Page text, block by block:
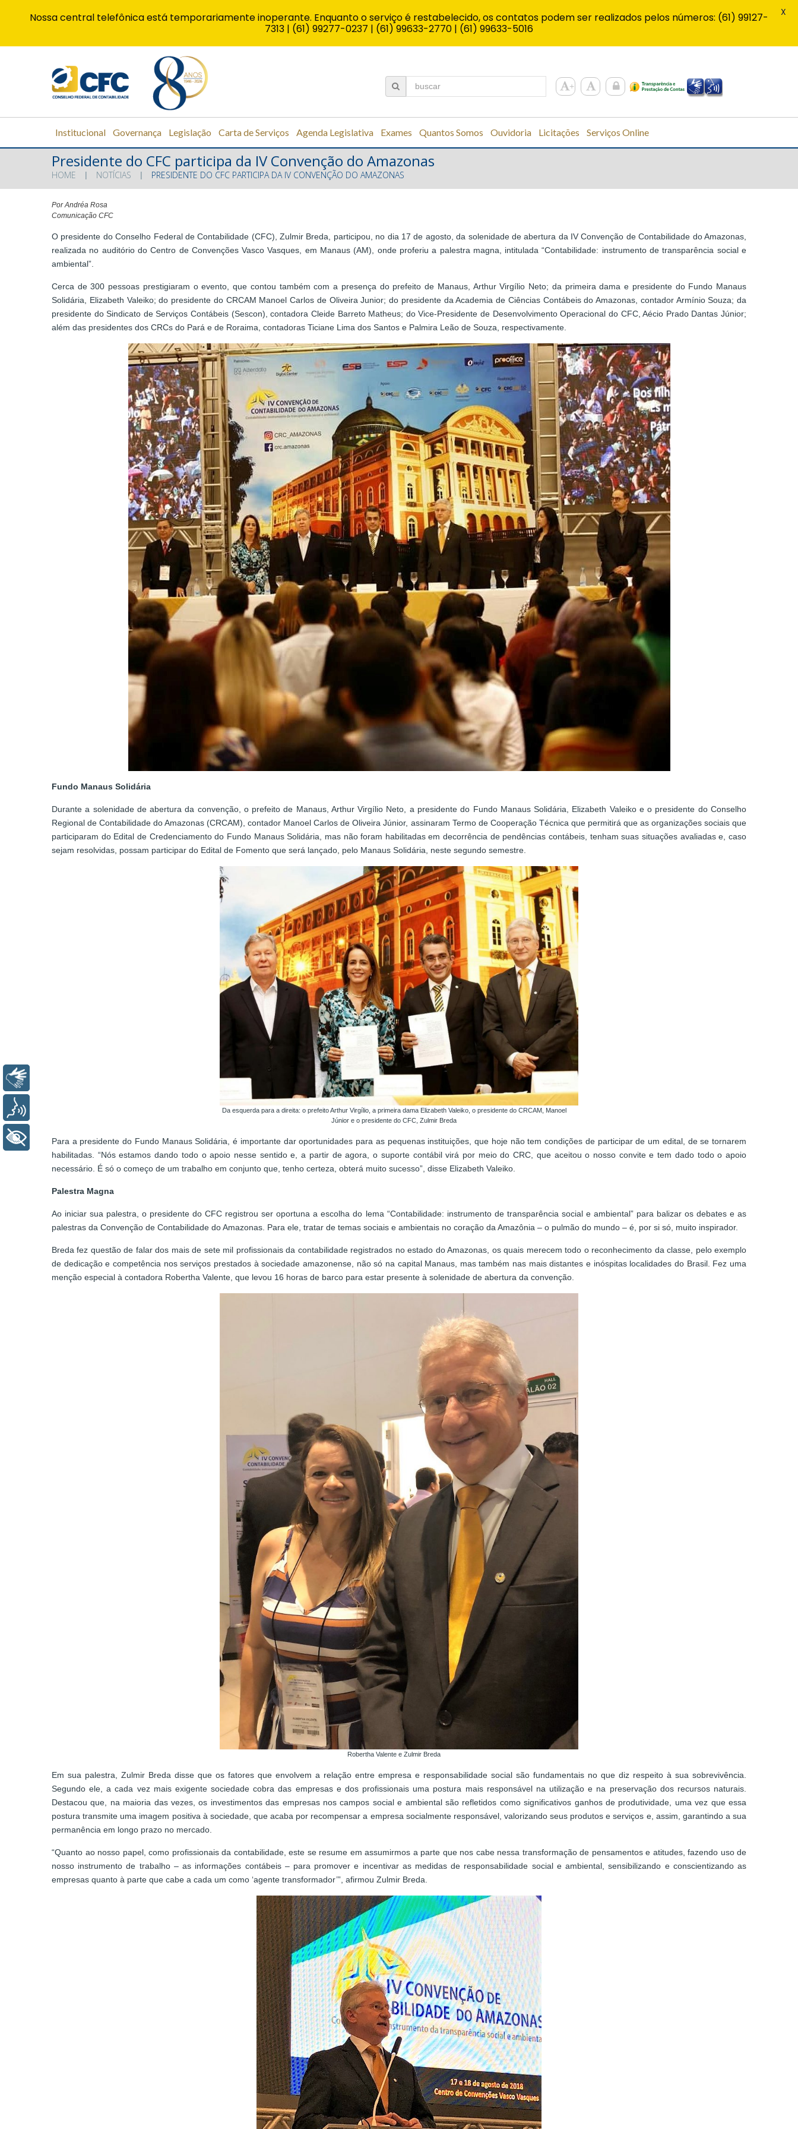
Institucional Governança Legislação Carta de Serviços Agenda Legislativa Exames Quantos Somos Ouvidoria Licitações Serviços Online
Presidente do CFC participa da IV Convenção do Amazonas
HOME NOTÍCIAS PRESIDENTE DO CFC PARTICIPA DA IV CONVENÇÃO DO AMAZONAS
Por Andréa Rosa
Comunicação CFC
O presidente do Conselho Federal de Contabilidade (CFC), Zulmir Breda, participou, no dia 17 de agosto, da solenidade de abertura da IV Convenção de Contabilidade do Amazonas,
realizada no auditório do Centro de Convenções Vasco Vasques, em Manaus (AM), onde proferiu a palestra magna, intitulada “Contabilidade: instrumento de transparência social e
ambiental”.
Cerca de 300 pessoas prestigiaram o evento, que contou também com a presença do prefeito de Manaus, Arthur Virgílio Neto; da primeira dama e presidente do Fundo Manaus
Solidária, Elizabeth Valeiko; do presidente do CRCAM Manoel Carlos de Oliveira Junior; do presidente da Academia de Ciências Contábeis do Amazonas, contador Armínio Souza; da
presidente do Sindicato de Serviços Contábeis (Sescon), contadora Cleide Barreto Matheus; do Vice-Presidente de Desenvolvimento Operacional do CFC, Aécio Prado Dantas Júnior;
além das presidentes dos CRCs do Pará e de Roraima, contadoras Ticiane Lima dos Santos e Palmira Leão de Souza, respectivamente.
Fundo Manaus Solidária
Durante a solenidade de abertura da convenção, o prefeito de Manaus, Arthur Virgílio Neto, a presidente do Fundo Manaus Solidária, Elizabeth Valeiko e o presidente do Conselho
Regional de Contabilidade do Amazonas (CRCAM), contador Manoel Carlos de Oliveira Júnior, assinaram Termo de Cooperação Técnica que permitirá que as organizações sociais que
participaram do Edital de Credenciamento do Fundo Manaus Solidária, mas não foram habilitadas em decorrência de pendências contábeis, tenham suas situações avaliadas e, caso
sejam resolvidas, possam participar do Edital de Fomento que será lançado, pelo Manaus Solidária, neste segundo semestre.
Da esquerda para a direita: o prefeito Arthur Virgílio, a primeira dama Elizabeth Valeiko, o presidente do CRCAM, Manoel
Júnior e o presidente do CFC, Zulmir Breda
Para a presidente do Fundo Manaus Solidária, é importante dar oportunidades para as pequenas instituições, que hoje não tem condições de participar de um edital, de se tornarem
habilitadas. “Nós estamos dando todo o apoio nesse sentido e, a partir de agora, o suporte contábil virá por meio do CRC, que aceitou o nosso convite e tem dado todo o apoio
necessário. É só o começo de um trabalho em conjunto que, tenho certeza, obterá muito sucesso”, disse Elizabeth Valeiko.
Palestra Magna
Ao iniciar sua palestra, o presidente do CFC registrou ser oportuna a escolha do lema “Contabilidade: instrumento de transparência social e ambiental” para balizar os debates e as
palestras da Convenção de Contabilidade do Amazonas. Para ele, tratar de temas sociais e ambientais no coração da Amazônia – o pulmão do mundo – é, por si só, muito inspirador.
Breda fez questão de falar dos mais de sete mil profissionais da contabilidade registrados no estado do Amazonas, os quais merecem todo o reconhecimento da classe, pelo exemplo
de dedicação e competência nos serviços prestados à sociedade amazonense, não só na capital Manaus, mas também nas mais distantes e inóspitas localidades do Brasil. Fez uma
menção especial à contadora Robertha Valente, que levou 16 horas de barco para estar presente à solenidade de abertura da convenção.
Robertha Valente e Zulmir Breda
Em sua palestra, Zulmir Breda disse que os fatores que envolvem a relação entre empresa e responsabilidade social são fundamentais no que diz respeito à sua sobrevivência.
Segundo ele, a cada vez mais exigente sociedade cobra das empresas e dos profissionais uma postura mais responsável na utilização e na preservação dos recursos naturais.
Destacou que, na maioria das vezes, os investimentos das empresas nos campos social e ambiental são refletidos como significativos ganhos de produtividade, uma vez que essa
postura transmite uma imagem positiva à sociedade, que acaba por recompensar a empresa socialmente responsável, valorizando seus produtos e serviços e, assim, garantindo a sua
permanência em longo prazo no mercado.
“Quanto ao nosso papel, como profissionais da contabilidade, este se resume em assumirmos a parte que nos cabe nessa transformação de pensamentos e atitudes, fazendo uso de
nosso instrumento de trabalho – as informações contábeis – para promover e incentivar as medidas de responsabilidade social e ambiental, sensibilizando e conscientizando as
empresas quanto à parte que cabe a cada um como ‘agente transformador’”, afirmou Zulmir Breda.
Nossa central telefônica está temporariamente inoperante. Enquanto o serviço é restabelecido, os contatos podem ser realizados pelos números: (61) 99127-
7313 | (61) 99277-0237 | (61) 99633-2770 | (61) 99633-5016
X
+ Acessibilidade